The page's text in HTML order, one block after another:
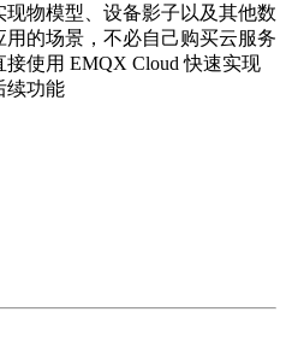
现物模型、设备影子以及其他数
用的场景，不必自己购买云服务
使用 EMQX Cloud 快速实现
续功能